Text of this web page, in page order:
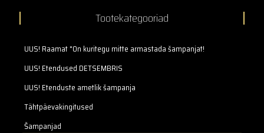
Tootekategooriad
UUS! Raamat "On kuritegu mitte armastada šampanjat!
UUS! Etendused DETSEMBRIS
UUS! Etenduste ametlik šampanja
Tähtpäevakingitused
Šampanjad